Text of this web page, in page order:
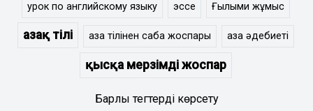
урок по английскому языку эссе Ғылыми жұмыс
Қазақ тілі қазақ тілінен сабақ жоспары қазақ әдебиеті
қысқа мерзімді жоспар
Барлық тегтерді көрсету